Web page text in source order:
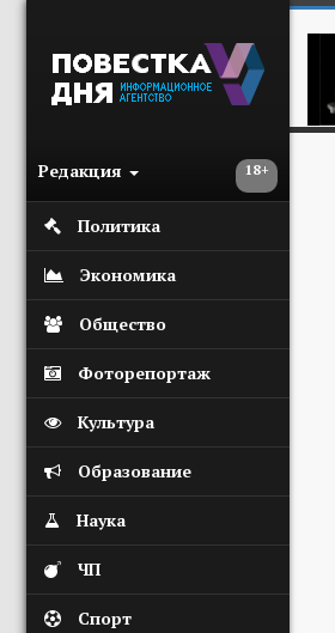
18+
Редакция
Политика
Экономика
Общество
Фоторепортаж
Культура
Образование
Наука
ЧП
Спорт